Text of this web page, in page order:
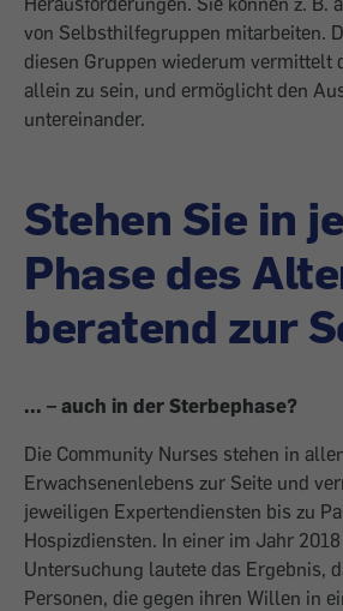
von Selbsthilfegruppen mitarbeiten.
diesen Gruppen wiederum vermittelt
allein zu sein, und ermöglicht den
untereinander.
Stehen Sie in
Phase des
beratend zur
... – auch in der Sterbephase?
Die Community Nurses stehen in
Erwachsenenlebens zur Seite und
jeweiligen Expertendiensten bis zu
Hospizdiensten. In einer im Jahr
Untersuchung lautete das ­Ergebnis,
Personen, die gegen ihren Willen in